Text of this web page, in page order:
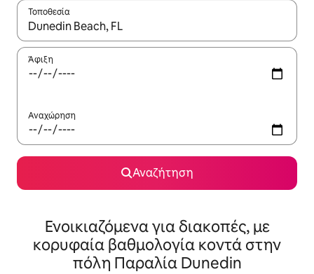
Τοποθεσία
Όταν τα αποτελέσματα είναι διαθέσιμα, μπορείτε να
Άφιξη
Αναχώρηση
Αναζήτηση
Ενοικιαζόμενα για διακοπές, με
κορυφαία βαθμολογία κοντά στην
πόλη Παραλία Dunedin